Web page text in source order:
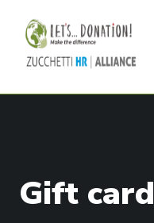
Gift card